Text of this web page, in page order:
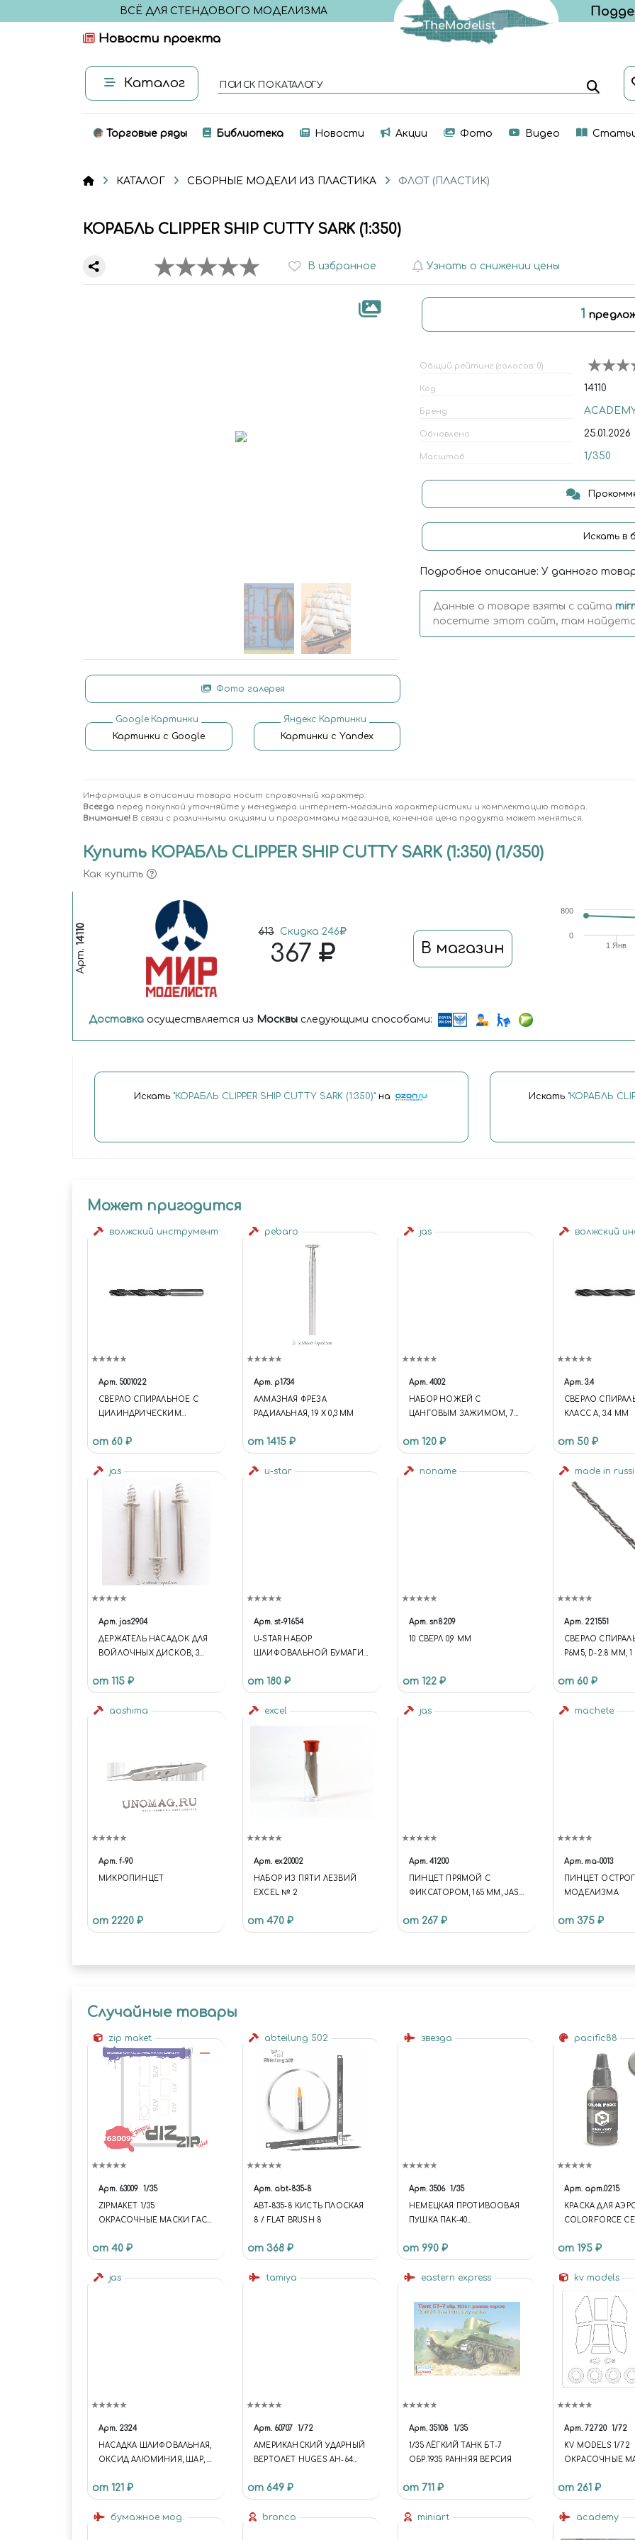
ВСЁ ДЛЯ СТЕНДОВОГО МОДЕЛИЗМА
Новости проекта
Каталог ПОИСК ПО КАТАЛОГУ
Торговые ряды Библиотека Новости Акции Фото Видео
КАТАЛОГ СБОРНЫЕ МОДЕЛИ ИЗ ПЛАСТИКА ФЛОТ (ПЛАСТИК)
КОРАБЛЬ CLIPPER SHIP CUTTY SARK (1:350)
В избранное Узнать о снижении цены
Фото галерея
Google.Картинки
Картинки с Google
Яндекс.Картинки
Картинки с Yandex
1
Общий рейтинг (голосов: 0)
Код 14110
Бренд
Обновлено 25.01.2026
Масштаб 1/350
Искать в
Подробное описание: У данного
Данные о товаре взяты с сайта
посетите этот сайт, там
Информация в описании товара носит справочный характер.
Всегда перед покупкой уточняйте у менеджера интернет-магазина характеристики и комплектацию товара.
Внимание! В связи с различными акциями и программами магазинов, конечная цена продукта может меняться.
Купить КОРАБЛЬ CLIPPER SHIP CUTTY SARK (1:350) (1/350)
Как купить
Арт.
14110 613 Скидка 246
367 В магазин 1 Янв
0
800
Доставка осуществляется из Москвы следующими способами:
Искать "КОРАБЛЬ CLIPPER SHIP CUTTY SARK (1:350)"на Искать "КОРАБЛЬ
Может пригодится
волжский инструмент
Арт. 5001022
СВЕРЛО СПИРАЛЬНОЕ С
ЦИЛИНДРИЧЕСКИМ
от 60 ₽
pebaro
Арт. p1734
АЛМАЗНАЯ ФРЕЗА
РАДИАЛЬНАЯ, 19 Х 0,3 ММ
от 1415 ₽
jas
Арт. 4002
НАБОР НОЖЕЙ С
ЦАНГОВЫМ ЗАЖИМОМ, 7
от 120 ₽
волжский
Арт. 3.4
СВЕРЛО
КЛАСС А, 3.4 ММ
от 50 ₽
jas
Арт. jas2904
ДЕРЖАТЕЛЬ НАСАДОК ДЛЯ
ВОЙЛОЧНЫХ ДИСКОВ, 3
от 115 ₽
u-star
Арт. st-91654
U-STAR НАБОР
ШЛИФОВАЛЬНОЙ БУМАГИ
30ШТ)
от 180 ₽
noname
Арт. sn8209
10 СВЕРЛ 0,9 ММ
от 122 ₽
made in
Арт. 221551
СВЕРЛО
Р6М5, D-2.8 ММ, 1
от 60 ₽
aoshima
Арт. f-90
МИКРОПИНЦЕТ
от 2220 ₽
excel
Арт. ex20002
НАБОР ИЗ ПЯТИ ЛЕЗВИЙ
EXCEL № 2
от 470 ₽
jas
Арт. 41200
ПИНЦЕТ ПРЯМОЙ С
ФИКСАТОРОМ, 165 ММ, JAS
от 267 ₽
machete
Арт. ma-0013
ПИНЦЕТ
МОДЕЛИЗМА
от 375 ₽
Случайные товары
zip maket
Арт. 63009 1/35
ZIPMAKET 1/35
ОКРАСОЧНЫЕ МАСКИ ГАC-
от 40 ₽
abteilung 502
Арт. abt-835-8
ABT-835-8 КИСТЬ ПЛОСКАЯ
8 / FLAT BRUSH 8
от 368 ₽
звезда
Арт. 3506 1/35
НЕМЕЦКАЯ ПРОТИВООВАЯ
ПУШКА ПАК-40
от 990 ₽
pacific88
Арт. арт.0215
КРАСКА ДЛЯ
COLOR FORCE
от 195 ₽
jas
Арт. 2324
НАСАДКА ШЛИФОВАЛЬНАЯ,
ОКСИД АЛЮМИНИЯ, ШАР, 10
2324
от 121 ₽
tamiya
Арт. 60707 1/72
АМЕРИКАНСКИЙ УДАРНЫЙ
ВЕРТОЛЕТ HUGES AH-64
от 649 ₽
eastern express
Арт. 35108 1/35
1/35 ЛЁГКИЙ ТАНК БТ-7
ОБР.1935 РАННЯЯ ВЕРСИЯ
от 711 ₽
kv models
Арт. 72720 1/72
KV MODELS 1/72
ОКРАСОЧНЫЕ
МАСКИ НА
КОЛЁСА
от 261 ₽
бумажное мод. bronco miniart academy